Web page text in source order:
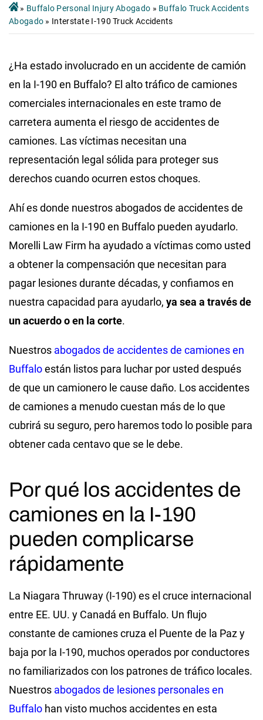
» Buffalo Personal Injury Abogado » Buffalo Truck Accidents
Abogado » Interstate I-190 Truck Accidents
¿Ha estado involucrado en un accidente de camión
en la I-190 en Buffalo? El alto tráfico de camiones
comerciales internacionales en este tramo de
carretera aumenta el riesgo de accidentes de
camiones. Las víctimas necesitan una
representación legal sólida para proteger sus
derechos cuando ocurren estos choques.
Ahí es donde nuestros abogados de accidentes de
camiones en la I-190 en Buffalo pueden ayudarlo.
Morelli Law Firm ha ayudado a víctimas como usted
a obtener la compensación que necesitan para
pagar lesiones durante décadas, y confiamos en
nuestra capacidad para ayudarlo, ya sea a través de
un acuerdo o en la corte.
Nuestros abogados de accidentes de camiones en
Buffaloestán listos para luchar por usted después
de que un camionero le cause daño. Los accidentes
de camiones a menudo cuestan más de lo que
cubrirá su seguro, pero haremos todo lo posible para
obtener cada centavo que se le debe.
Por qué los accidentes de
camiones en la I-190
pueden complicarse
rápidamente
La Niagara Thruway (I-190) es el cruce internacional
entre EE. UU. y Canadá en Buffalo. Un flujo
constante de camiones cruza el Puente de la Paz y
baja por la I-190, muchos operados por conductores
no familiarizados con los patrones de tráfico locales.
Nuestros abogados de lesiones personales en
Buffalo han visto muchos accidentes en esta